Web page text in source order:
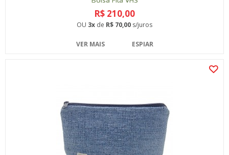
R$ 210,00
OU 3x de R$ 70,00 s/juros
VER MAIS ESPIAR